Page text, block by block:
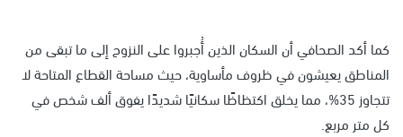
كما أكد الصحافي أن السكان الذين أُجبروا على النزوح إلى ما تبقى من
المناطق يعيشون في ظروف مأساوية، حيث مساحة القطاع المتاحة لا
تتجاوز 35%، مما يخلق اكتظاظًا سكانيًا شديدًا يفوق ألف شخص في
كل متر مربع.